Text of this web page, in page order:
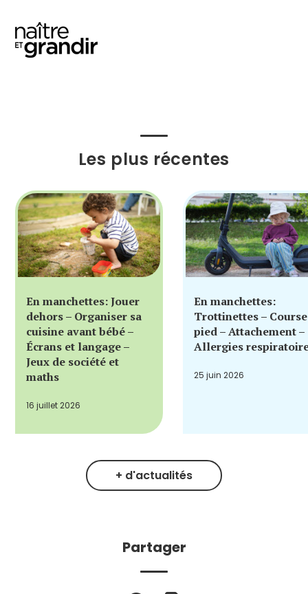
Les plus récentes
En manchettes: Jouer
dehors – Organiser sa
cuisine avant bébé –
Écrans et langage –
Jeux de société et
maths
16 juillet 2026
En manchettes:
Trottinettes –
pied – Attachement –
Allergies
25 juin 2026
+ d'actualités
Partager